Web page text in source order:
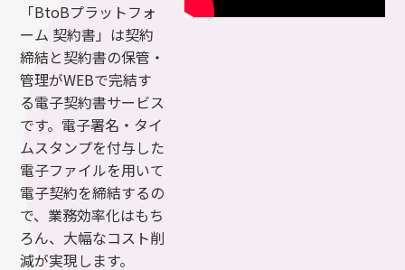
「BtoBプラットフォ
ーム 契約書」は契約
締結と契約書の保管・
管理がWEBで完結す
る電子契約書サービス
です。電子署名・タイ
ムスタンプを付与した
電子ファイルを用いて
電子契約を締結するの
で、業務効率化はもち
ろん、大幅なコスト削
減が実現します。